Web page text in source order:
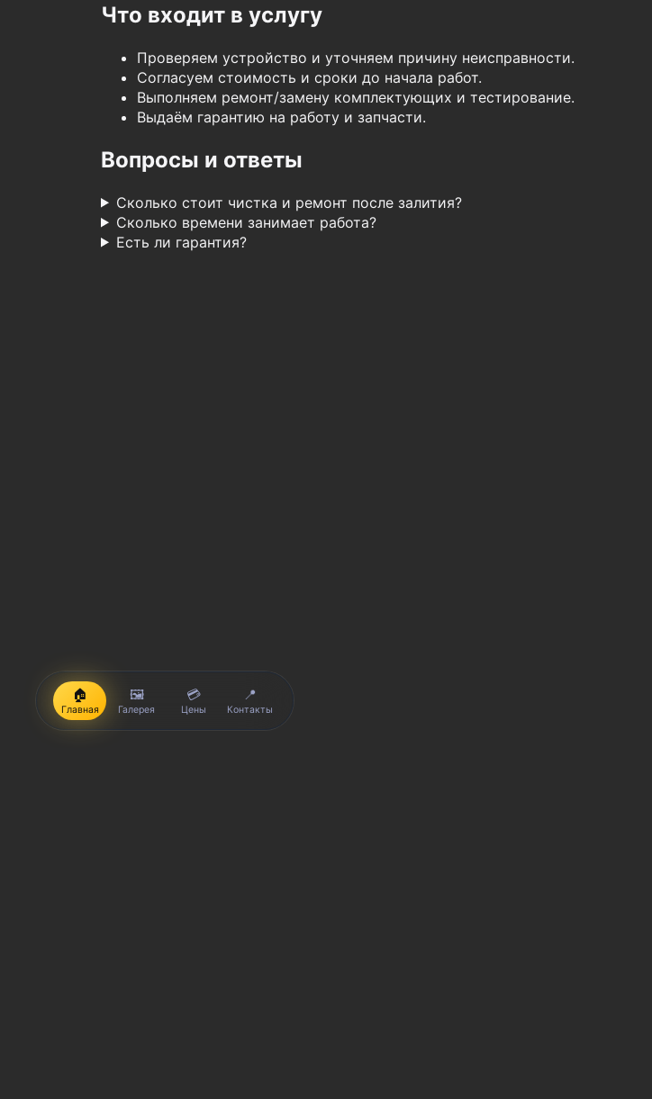
Что входит в услугу
Проверяем устройство и уточняем причину неисправности.
Согласуем стоимость и сроки до начала работ.
Выполняем ремонт/замену комплектующих и тестирование.
Выдаём гарантию на работу и запчасти.
Вопросы и ответы
Сколько стоит чистка и ремонт после залития?
Сколько времени занимает работа?
Есть ли гарантия?
🏠
Главная
🖼️
Галерея
💳
Цены
📍
Контакты